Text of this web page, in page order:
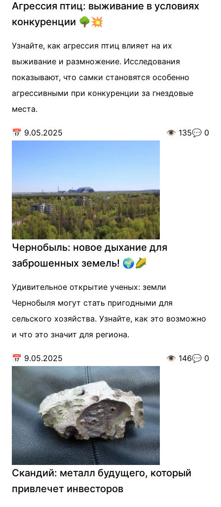
Агрессия птиц: выживание в условиях
конкуренции 🌳💥
Узнайте, как агрессия птиц влияет на их
выживание и размножение. Исследования
показывают, что самки становятся особенно
агрессивными при конкуренции за гнездовые
места.
📅 9.05.2025 👁️ 135💬 0
Чернобыль: новое дыхание для
заброшенных земель! 🌍🌽
Удивительное открытие ученых: земли
Чернобыля могут стать пригодными для
сельского хозяйства. Узнайте, как это возможно
и что это значит для региона.
📅 9.05.2025 👁️ 146💬 0
Скандий: металл будущего, который
привлечет инвесторов